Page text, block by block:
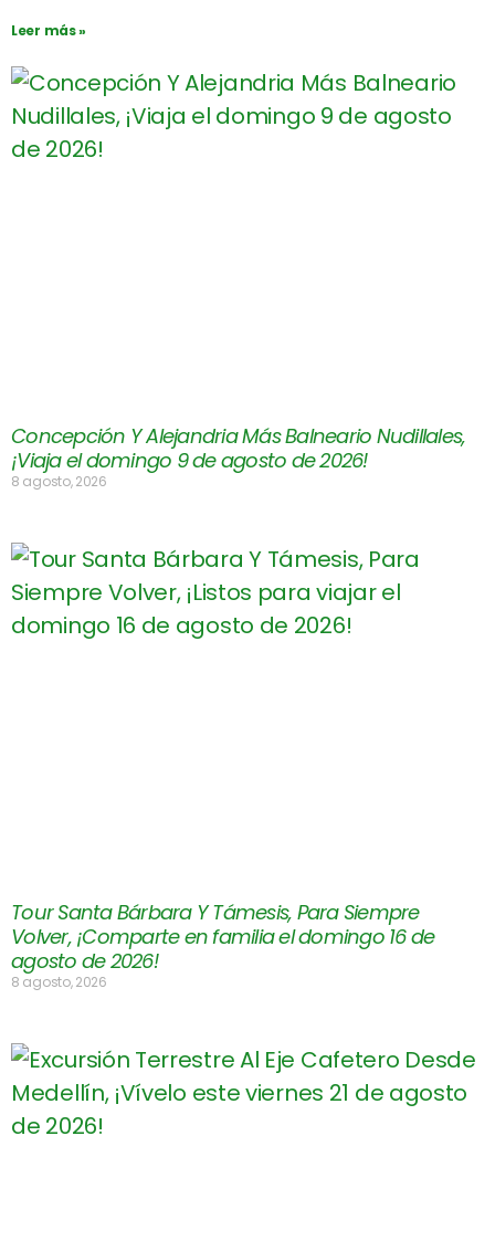
Leer más »
Concepción Y Alejandria Más Balneario Nudillales,
¡Viaja el domingo 9 de agosto de 2026!
8 agosto, 2026
Tour Santa Bárbara Y Támesis, Para Siempre
Volver, ¡Comparte en familia el domingo 16 de
agosto de 2026!
8 agosto, 2026